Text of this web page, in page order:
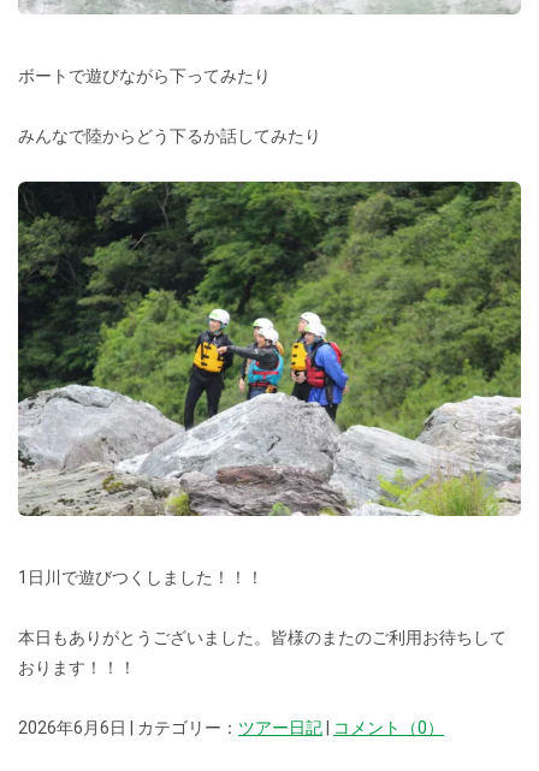
ボートで遊びながら下ってみたり
みんなで陸からどう下るか話してみたり
1日川で遊びつくしました！！！
本日もありがとうございました。皆様のまたのご利用お待ちして
おります！！！
2026年6月6日 | カテゴリー： ツアー日記 コメント（0）